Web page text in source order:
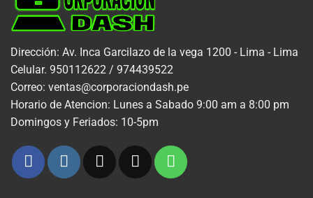
Dirección: Av. Inca Garcilazo de la vega 1200 - Lima - Lima
Celular. 950112622 / 974439522
Correo: ventas@corporaciondash.pe
Horario de Atencion: Lunes a Sabado 9:00 am a 8:00 pm
Domingos y Feriados: 10-5pm